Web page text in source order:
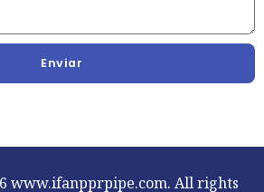
Enviar
www.ifanpprpipe.com. All rights